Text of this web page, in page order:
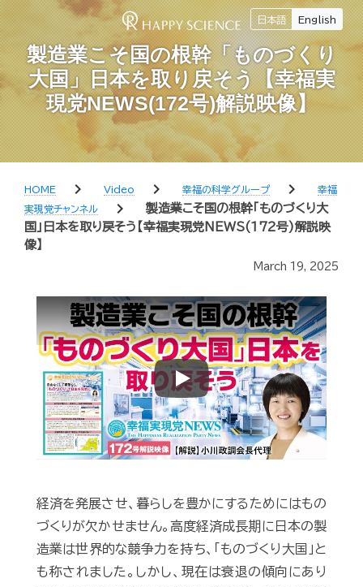
日本語 English
製造業こそ国の根幹「ものづくり
大国」日本を取り戻そう【幸福実
現党NEWS(172号)解説映像】
HOME chevron_right Video chevron_right 幸福の科学グループ chevron_right
幸福
実現党チャンネル
chevron_right
製造業こそ国の根幹「ものづくり大
国」日本を取り戻そう【幸福実現党NEWS(172号)解説映
像】
March 19, 2025
Play
経済を発展させ、暮らしを豊かにするためにはもの
づくりが欠かせません。高度経済成長期に日本の製
造業は世界的な競争力を持ち、「ものづくり大国」と
も称されました。しかし、現在は衰退の傾向にあり